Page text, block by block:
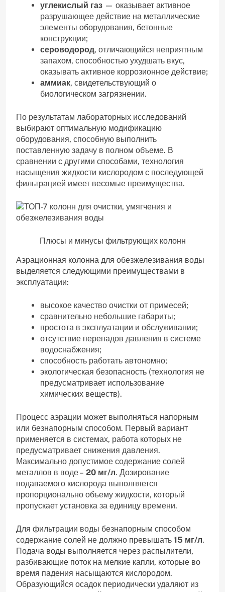
углекислый газ — оказывает активное
разрушающее действие на металлические
элементы оборудования, бетонные
конструкции;
сероводород, отличающийся неприятным
запахом, способностью ухудшать вкус,
оказывать активное коррозионное действие;
аммиак, свидетельствующий о
биологическом загрязнении.
По результатам лабораторных исследований
выбирают оптимальную модификацию
оборудования, способную выполнить
поставленную задачу в полном объеме. В
сравнении с другими способами, технология
насыщения жидкости кислородом с последующей
фильтрацией имеет весомые преимущества.
Плюсы и минусы фильтрующих колонн
Аэрационная колонна для обезжелезивания воды
выделяется следующими преимуществами в
эксплуатации:
высокое качество очистки от примесей;
сравнительно небольшие габариты;
простота в эксплуатации и обслуживании;
отсутствие перепадов давления в системе
водоснабжения;
способность работать автономно;
экологическая безопасность (технология не
предусматривает использование
химических веществ).
Процесс аэрации может выполняться напорным
или безнапорным способом. Первый вариант
применяется в системах, работа которых не
предусматривает снижения давления.
Максимально допустимое содержание солей
металлов в воде – 20 мг/л. Дозирование
подаваемого кислорода выполняется
пропорционально объему жидкости, который
пропускает установка за единицу времени.
Для фильтрации воды безнапорным способом
содержание солей не должно превышать 15 мг/л.
Подача воды выполняется через распылители,
разбивающие поток на мелкие капли, которые во
время падения насыщаются кислородом.
Образующийся осадок периодически удаляют из